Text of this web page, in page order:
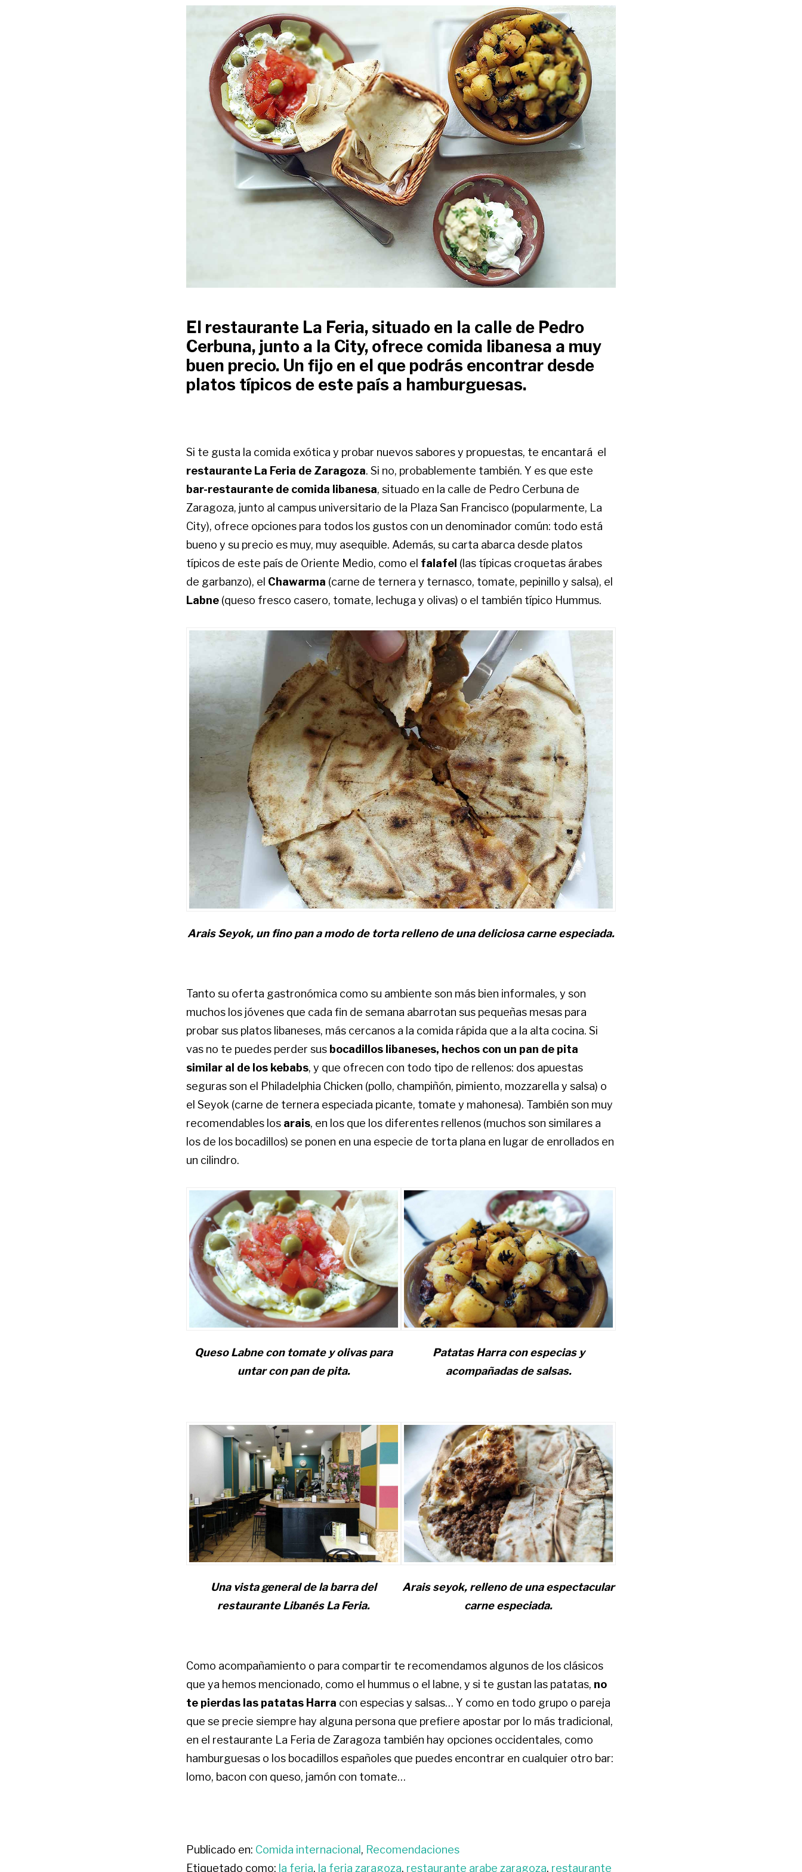
El restaurante La Feria, situado en la calle de Pedro
Cerbuna, junto a la City, ofrece comida libanesa a muy
buen precio. Un fijo en el que podrás encontrar desde
platos típicos de este país a hamburguesas.
Si te gusta la comida exótica y probar nuevos sabores y propuestas, te encantará el
restaurante La Feria de Zaragoza. Si no, probablemente también. Y es que este
bar-restaurante de comida libanesa, situado en la calle de Pedro Cerbuna de
Zaragoza, junto al campus universitario de la Plaza San Francisco (popularmente, La
City), ofrece opciones para todos los gustos con un denominador común: todo está
bueno y su precio es muy, muy asequible. Además, su carta abarca desde platos
típicos de este país de Oriente Medio, como el falafel (las típicas croquetas árabes
de garbanzo), el Chawarma (carne de ternera y ternasco, tomate, pepinillo y salsa), el
Labne (queso fresco casero, tomate, lechuga y olivas) o el también típico Hummus.
Arais Seyok, un fino pan a modo de torta relleno de una deliciosa carne especiada.
Tanto su oferta gastronómica como su ambiente son más bien informales, y son
muchos los jóvenes que cada fin de semana abarrotan sus pequeñas mesas para
probar sus platos libaneses, más cercanos a la comida rápida que a la alta cocina. Si
vas no te puedes perder sus bocadillos libaneses, hechos con un pan de pita
similar al de los kebabs, y que ofrecen con todo tipo de rellenos: dos apuestas
seguras son el Philadelphia Chicken (pollo, champiñón, pimiento, mozzarella y salsa) o
el Seyok (carne de ternera especiada picante, tomate y mahonesa). También son muy
recomendables los arais, en los que los diferentes rellenos (muchos son similares a
los de los bocadillos) se ponen en una especie de torta plana en lugar de enrollados en
un cilindro.
Queso Labne con tomate y olivas para
untar con pan de pita.
Patatas Harra con especias y
acompañadas de salsas.
Una vista general de la barra del
restaurante Libanés La Feria.
Arais seyok, relleno de una espectacular
carne especiada.
Como acompañamiento o para compartir te recomendamos algunos de los clásicos
que ya hemos mencionado, como el hummus o el labne, y si te gustan las patatas, no
te pierdas las patatas Harra con especias y salsas… Y como en todo grupo o pareja
que se precie siempre hay alguna persona que prefiere apostar por lo más tradicional,
en el restaurante La Feria de Zaragoza también hay opciones occidentales, como
hamburguesas o los bocadillos españoles que puedes encontrar en cualquier otro bar:
lomo, bacon con queso, jamón con tomate…
Publicado en: Comida internacional , Recomendaciones
Etiquetado como: la feria, la feria zaragoza, restaurante arabe zaragoza, restaurante